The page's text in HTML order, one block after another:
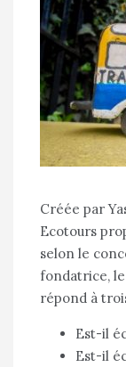
Créée par
Ecotours
selon le
fondatrice,
répond à
Est-il
Est-il